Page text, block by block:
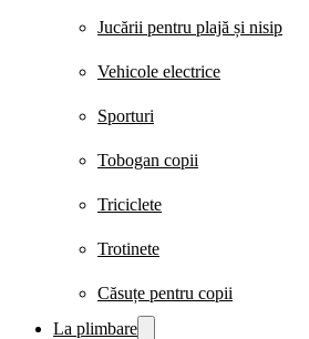
Jucării pentru plajă și nisip
Vehicole electrice
Sporturi
Tobogan copii
Triciclete
Trotinete
Căsuțe pentru copii
La plimbare